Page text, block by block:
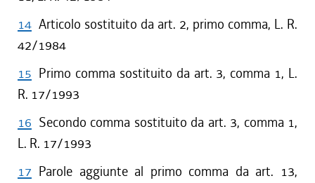
14 Articolo sostituito da art. 2, primo comma, L. R.
42/1984
15 Primo comma sostituito da art. 3, comma 1, L.
R. 17/1993
16 Secondo comma sostituito da art. 3, comma 1,
L. R. 17/1993
17 Parole aggiunte al primo comma da art. 13,